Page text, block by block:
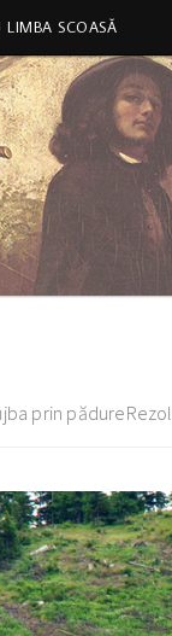
LIMBA SCOASĂ
prin pădure